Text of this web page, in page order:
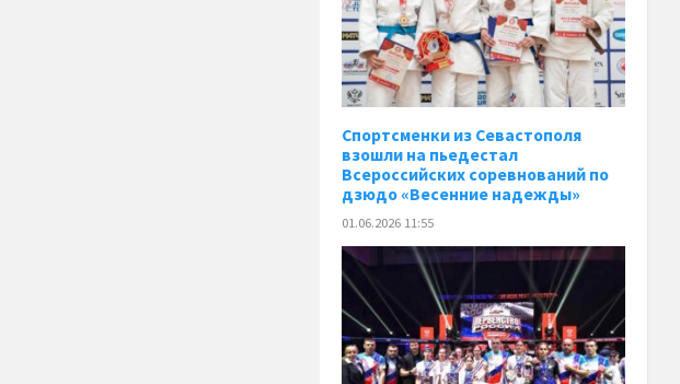
Спортсменки из Севастополя
взошли на пьедестал
Всероссийских соревнований по
дзюдо «Весенние надежды»
01.06.2026 11:55